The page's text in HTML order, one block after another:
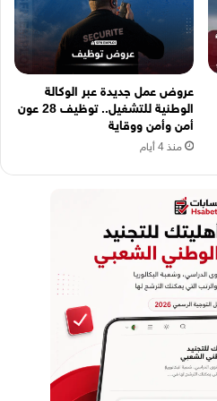
عروض عمل جديدة عبر الوكالة
الوطنية للتشغيل.. توظيف 28 عون
أمن وأمن ووقاية
منذ 4 أيام